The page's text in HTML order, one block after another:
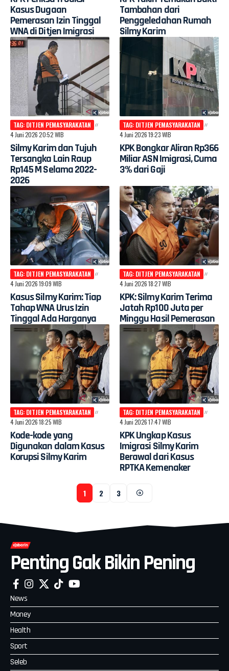
Kasus Dugaan
Pemerasan Izin Tinggal
WNA di Ditjen Imigrasi
Tambahan dari
Penggeledahan Rumah
Silmy Karim
TAG: DITJEN PEMASYARAKATAN
4 Juni 2026 20:52 WIB
Silmy Karim dan Tujuh
Tersangka Lain Raup
Rp145 M Selama 2022-
2026
TAG: DITJEN PEMASYARAKATAN
4 Juni 2026 19:23 WIB
KPK Bongkar Aliran Rp366
Miliar ASN Imigrasi, Cuma
3% dari Gaji
TAG: DITJEN PEMASYARAKATAN
4 Juni 2026 19:09 WIB
Kasus Silmy Karim: Tiap
Tahap WNA Urus Izin
Tinggal Ada Harganya
TAG: DITJEN PEMASYARAKATAN
4 Juni 2026 18:27 WIB
KPK: Silmy Karim Terima
Jatah Rp100 Juta per
Minggu Hasil Pemerasan
TAG: DITJEN PEMASYARAKATAN
4 Juni 2026 18:25 WIB
Kode-kode yang
Digunakan dalam Kasus
Korupsi Silmy Karim
TAG: DITJEN PEMASYARAKATAN
4 Juni 2026 17:47 WIB
KPK Ungkap Kasus
Imigrasi Silmy Karim
Berawal dari Kasus
RPTKA Kemenaker
1 2 3
Penting Gak Bikin Pening
News
Money
Health
Sport
Seleb